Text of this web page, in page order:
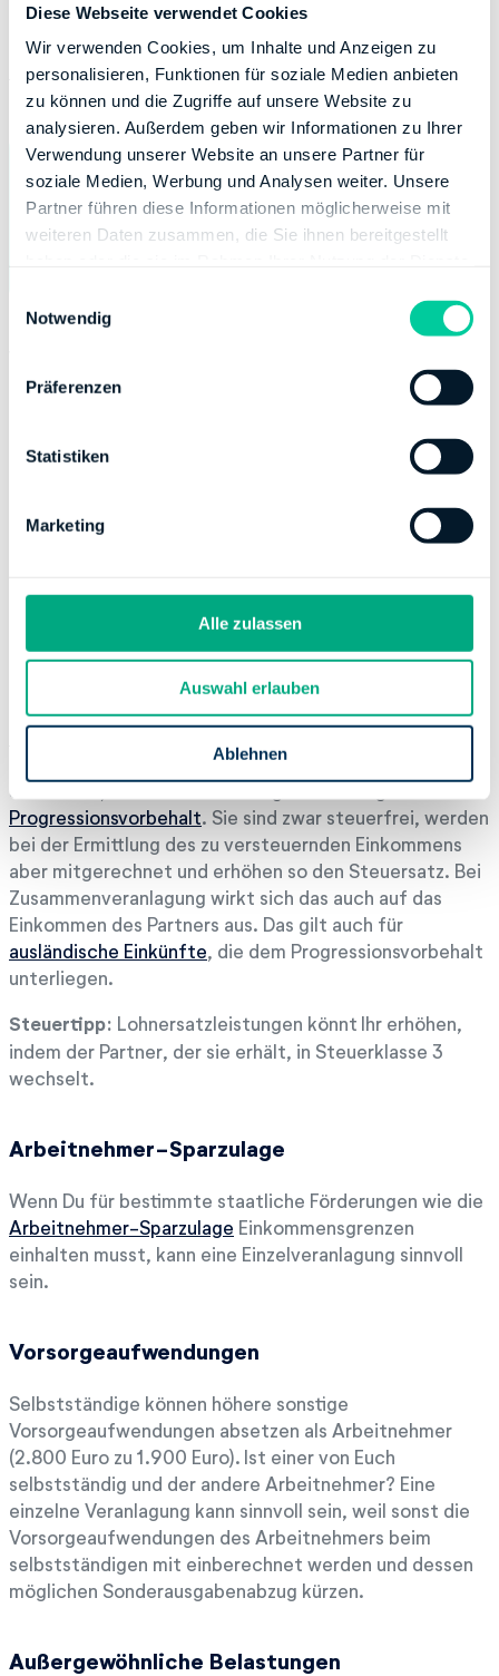
Diese Webseite verwendet Cookies
Wir verwenden Cookies, um Inhalte und Anzeigen zu
personalisieren, Funktionen für soziale Medien anbieten
zu können und die Zugriffe auf unsere Website zu
analysieren. Außerdem geben wir Informationen zu Ihrer
Verwendung unserer Website an unsere Partner für
soziale Medien, Werbung und Analysen weiter. Unsere
Partner führen diese Informationen möglicherweise mit
weiteren Daten zusammen, die Sie ihnen bereitgestellt
l
Notwendig
Präferenzen
Statistiken
Marketing
Alle zulassen
Auswahl erlauben
Ablehnen
In unserem ArtikelEhegattensplitting - Wann lohnt
sich die Zusammenveranlagung?findest Du weitere
nützliche Informationen.
Sichere Dir jetzt im Schnitt
Euro
Steuerrückzahlung!
Trotz der Steuervorteile durch das Ehegattensplitting
sorgt in manchen Fällen die Einzelveranlagung für
niedrigere Steuern. Wenn Ihr unsicher seid, solltet Ihr
kostenlos in unserem
Progressionsvorbehalt
Bezieht einer von Euch Lohnersatzleistungen wie
dann erhöht sich bei einer Zusammenveranlagung Eure
Steuerlast, denn diese Leistungen unterliegen dem
Progressionsvorbehalt. Sie sind zwar steuerfrei, werden
bei der Ermittlung des zu versteuernden Einkommens
aber mitgerechnet und erhöhen so den Steuersatz. Bei
Zusammenveranlagung wirkt sich das auch auf das
Einkommen des Partners aus. Das gilt auch für
ausländische Einkünfte, die dem Progressionsvorbehalt
unterliegen.
Steuertipp: Lohnersatzleistungen könnt Ihr erhöhen,
indem der Partner, der sie erhält, in Steuerklasse 3
wechselt.
Arbeitnehmer-Sparzulage
Wenn Du für bestimmte staatliche Förderungen wie die
Arbeitnehmer-Sparzulage Einkommensgrenzen
einhalten musst, kann eine Einzelveranlagung sinnvoll
sein.
Vorsorgeaufwendungen
Selbstständige können höhere sonstige
Vorsorgeaufwendungen absetzen als Arbeitnehmer
(2.800 Euro zu 1.900 Euro). Ist einer von Euch
selbstständig und der andere Arbeitnehmer? Eine
einzelne Veranlagung kann sinnvoll sein, weil sonst die
Vorsorgeaufwendungen des Arbeitnehmers beim
selbstständigen mit einberechnet werden und dessen
möglichen Sonderausgabenabzug kürzen.
Außergewöhnliche Belastungen